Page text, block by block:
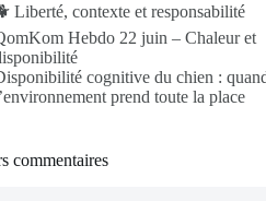
Liberté, contexte et responsabilité
Hebdo 22 juin – Chaleur et
cognitive du chien :
prend toute la place
commentaires